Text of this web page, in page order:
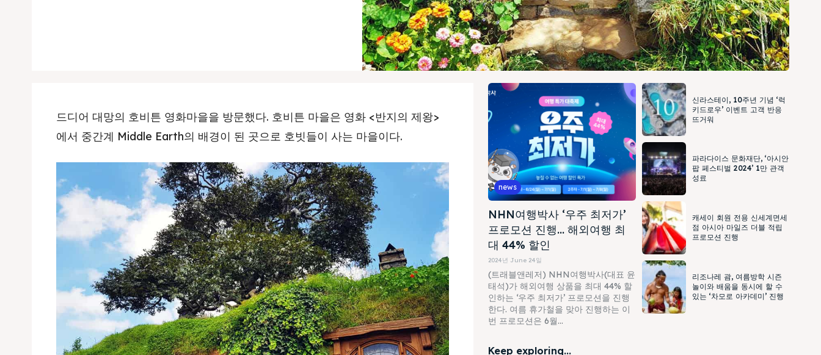
드디어 대망의 호비튼 영화마을을 방문했다. 호비튼 마을은 영화 <반지의 제왕>
에서 중간계 Middle Earth의 배경이 된 곳으로 호빗들이 사는 마을이다.
news
NHN여행박사 ‘우주 최저가’
프로모션 진행… 해외여행 최
대 44% 할인
2024년 June 24일
(트래블앤레저) NHN여행박사(대표 윤
태석)가 해외여행 상품을 최대 44% 할
인하는 ‘우주 최저가’ 프로모션을 진행
한다. 여름 휴가철을 맞아 진행하는 이
번 프로모션은 6월...
신라스테이, 10주년 기념 ‘럭
키드로우’ 이벤트 고객 반응
뜨거워
파라다이스 문화재단, ‘아시안
팝 페스티벌 2024’ 1만 관객
성료
캐세이 회원 전용 신세계면세
점 아시아 마일즈 더블 적립
프로모션 진행
리조나레 괌, 여름방학 시즌
놀이와 배움을 동시에 할 수
있는 ‘차모로 아카데미’ 진행
Keep exploring...